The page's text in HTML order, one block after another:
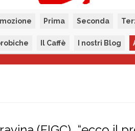
Prima Seconda
Il Caffè I nostri Blog